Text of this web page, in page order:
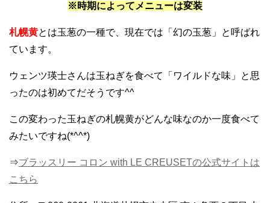
※時期によってメニューは変装
札幌黄とは玉葱の一種で、現在では「幻の玉葱」と呼ばれ
ています。
ウェンツ瑛士さんは玉ねぎを食べて「ワイルドな味」と思
ったのは初めてだそうです^^
この変わった玉ねぎの札幌黄がどんな味なのか一度食べて
みたいですね(*^^*)
⇒ブラッスリー コロン with LE CREUSETの公式サイトは
こちら